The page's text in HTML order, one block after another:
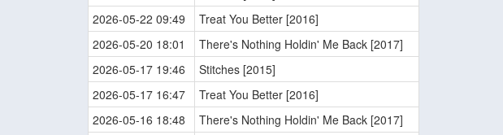
2026-05-22 09:49
Treat You Better [2016]
2026-05-20 18:01
There's Nothing Holdin' Me Back [2017]
2026-05-17 19:46
Stitches [2015]
2026-05-17 16:47
Treat You Better [2016]
2026-05-16 18:48
There's Nothing Holdin' Me Back [2017]